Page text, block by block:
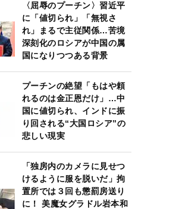
〈屈辱のプーチン〉習近平
に「値切られ」「無視さ
れ」まるで主従関係…苦境
深刻化のロシアが中国の属
国になりつつある背景
プーチンの絶望「もはや頼
れるのは金正恩だけ」…中
国に値切られ、インドに振
り回される“大国ロシア”の
悲しい現実
「独房内のカメラに見せつ
けるように服を脱いだ」拘
置所では３回も懲罰房送り
に！ 美魔女グラドル岩本和